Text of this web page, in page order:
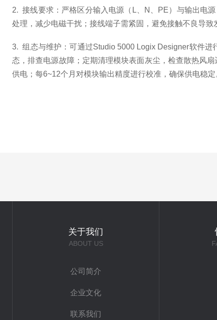
2. 接线要求：严格区分输入电源（L、N、PE）与输出电
处理，减少电磁干扰；接线端子需紧固，避免接触不良导
3. 组态与维护：可通过Studio 5000 Logix Designer软件
态，排查电源故障；定期清理模块表面灰尘，检查散热风
供电；每6~12个月对模块输出精度进行校准，确保供电稳定
关于我们
ABOUT US
公司简介
企业文化
联系我们